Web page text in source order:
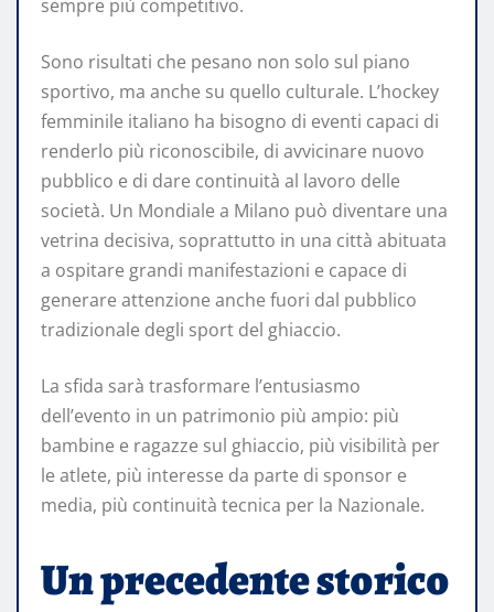
sempre più competitivo.
Sono risultati che pesano non solo sul piano
sportivo, ma anche su quello culturale. L’hockey
femminile italiano ha bisogno di eventi capaci di
renderlo più riconoscibile, di avvicinare nuovo
pubblico e di dare continuità al lavoro delle
società. Un Mondiale a Milano può diventare una
vetrina decisiva, soprattutto in una città abituata
a ospitare grandi manifestazioni e capace di
generare attenzione anche fuori dal pubblico
tradizionale degli sport del ghiaccio.
La sfida sarà trasformare l’entusiasmo
dell’evento in un patrimonio più ampio: più
bambine e ragazze sul ghiaccio, più visibilità per
le atlete, più interesse da parte di sponsor e
media, più continuità tecnica per la Nazionale.
Un precedente storico